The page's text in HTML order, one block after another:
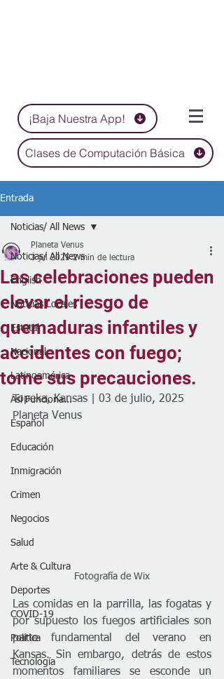
¡Baja Nuestra App!
Clases de Computación Básica
Entrada
Noticias/ All News
English
Noticias Locales
Estatal
Nacional
Latinoamérica
Así Funciona...
Español
Educación
Inmigración
Crimen
Negocios
Salud
Arte & Cultura
Deportes
COVID-19
Política
Tecnología
Noticias/ All News
Las celebraciones pueden
elevar el riesgo de
quemaduras infantiles y
accidentes con fuego;
tome sus precauciones.
Planeta Venus
3 jul 2025 2 min de lectura
Topeka, Kansas | 03 de julio, 2025
Planeta Venus
Fotografía de Wix
Las comidas en la parrilla, las fogatas y
por supuesto los fuegos artificiales son
parte fundamental del verano en
Kansas. Sin embargo, detrás de estos
momentos familiares se esconde un